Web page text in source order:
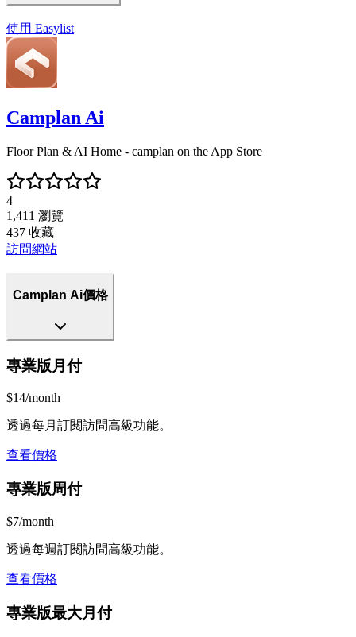
使用 Easylist
Camplan Ai
Floor Plan & AI Home - camplan on the App Store
4
1,411 瀏覽
437 收藏
訪問網站
Camplan Ai價格
專業版月付
$14/month
透過每月訂閱訪問高級功能。
查看價格
專業版周付
$7/month
透過每週訂閱訪問高級功能。
查看價格
專業版最大月付